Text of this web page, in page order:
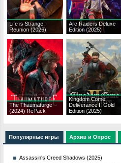
Life is Strange:
Reunion (2026)
Arc Raiders Deluxe
Edition (2025)
The Thaumaturge
(2024) RePack
Kingdom Come:
Deliverance II Gold
Edition (2025)
Популярные игры Архив и Опрос
Assassin's Creed Shadows (2025)